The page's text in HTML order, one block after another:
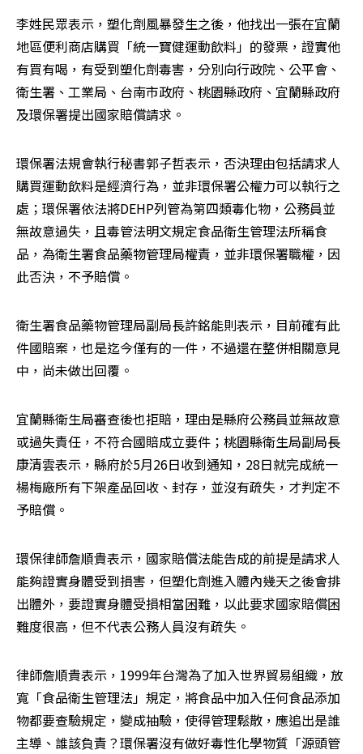
李姓民眾表示，塑化劑風暴發生之後，他找出一張在宜蘭
地區便利商店購買「統一寶健運動飲料」的發票，證實他
有買有喝，有受到塑化劑毒害，分別向行政院、公平會、
衛生署、工業局、台南市政府、桃園縣政府、宜蘭縣政府
及環保署提出國家賠償請求。
環保署法規會執行秘書郭子哲表示，否決理由包括請求人
購買運動飲料是經濟行為，並非環保署公權力可以執行之
處；環保署依法將DEHP列管為第四類毒化物，公務員並
無故意過失，且毒管法明文規定食品衛生管理法所稱食
品，為衛生署食品藥物管理局權責，並非環保署職權，因
此否決，不予賠償。
衛生署食品藥物管理局副局長許銘能則表示，目前確有此
件國賠案，也是迄今僅有的一件，不過還在整併相關意見
中，尚未做出回覆。
宜蘭縣衛生局審查後也拒賠，理由是縣府公務員並無故意
或過失責任，不符合國賠成立要件；桃園縣衛生局副局長
康清雲表示，縣府於5月26日收到通知，28日就完成統一
楊梅廠所有下架產品回收、封存，並沒有疏失，才判定不
予賠償。
環保律師詹順貴表示，國家賠償法能告成的前提是請求人
能夠證實身體受到損害，但塑化劑進入體內幾天之後會排
出體外，要證實身體受損相當困難，以此要求國家賠償困
難度很高，但不代表公務人員沒有疏失。
律師詹順貴表示，1999年台灣為了加入世界貿易組織，放
寬「食品衛生管理法」規定，將食品中加入任何食品添加
物都要查驗規定，變成抽驗，使得管理鬆散，應追出是誰
主導、誰該負責？環保署沒有做好毒性化學物質「源頭管